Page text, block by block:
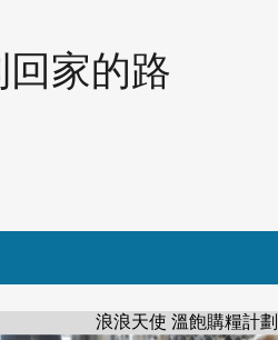
家的路
浪浪天使 溫飽購糧計劃